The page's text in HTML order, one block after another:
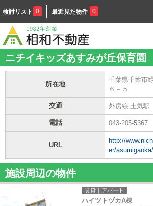
検討リスト 0 最近見た物件 0
ニチイキッズあすみが丘保育園
所在地
千葉県千葉市
６－５
交通 外房線 土気駅
電話 043-205-5367
URL
http://
er/
施設周辺の物件
賃貸｜アパート
ハイツトヅカA棟